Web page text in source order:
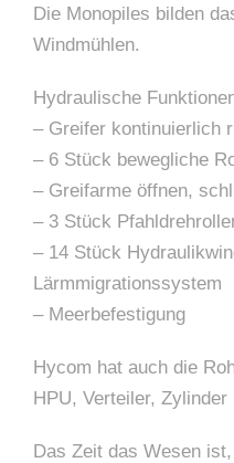
Die Monopiles bilden
Windmühlen.
Hydraulische
– Greifer kontinuierlich
– 6 Stück bewegliche
– Greifarme öffnen,
– 3 Stück
– 14 Stück
Lärmmigrationssystem
– Meerbefestigung
Hycom hat auch die
HPU, Verteiler,
Das Zeit das Wesen